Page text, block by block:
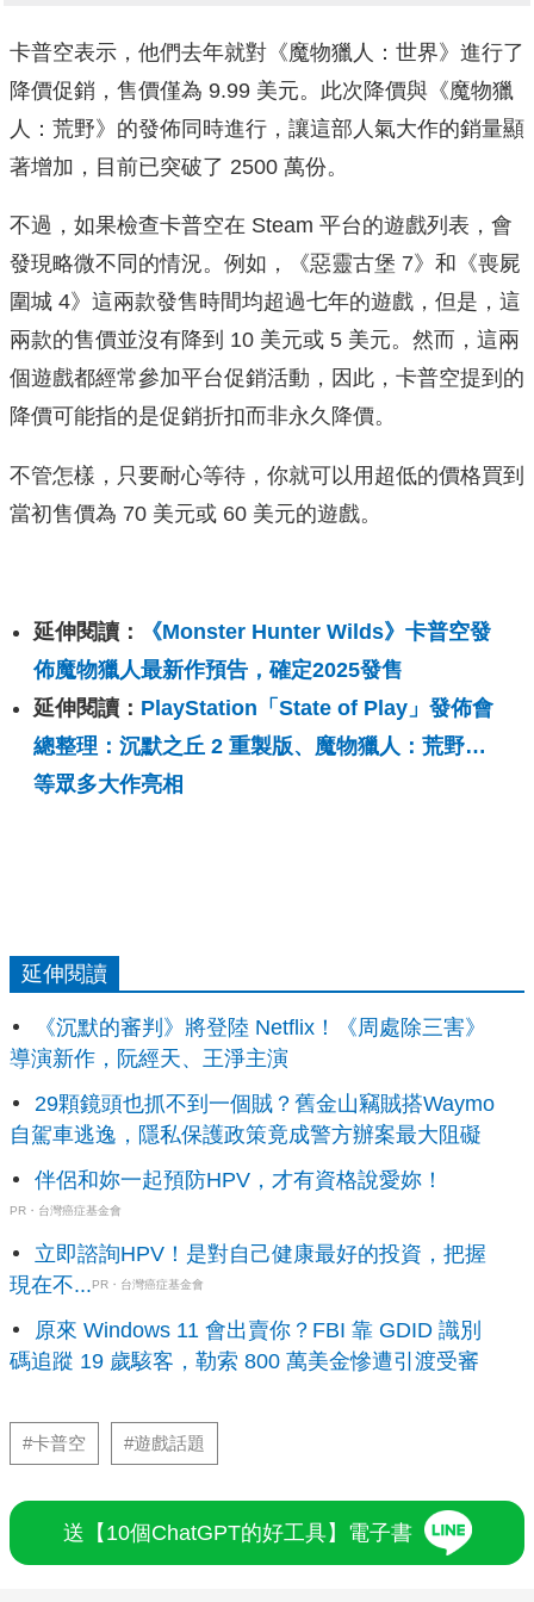
卡普空表示，他們去年就對《魔物獵人：世界》進行了
降價促銷，售價僅為 9.99 美元。此次降價與《魔物獵
人：荒野》的發佈同時進行，讓這部人氣大作的銷量顯
著增加，目前已突破了 2500 萬份。
不過，如果檢查卡普空在 Steam 平台的遊戲列表，會
發現略微不同的情況。例如，《惡靈古堡 7》和《喪屍
圍城 4》這兩款發售時間均超過七年的遊戲，但是，這
兩款的售價並沒有降到 10 美元或 5 美元。然而，這兩
個遊戲都經常參加平台促銷活動，因此，卡普空提到的
降價可能指的是促銷折扣而非永久降價。
不管怎樣，只要耐心等待，你就可以用超低的價格買到
當初售價為 70 美元或 60 美元的遊戲。
延伸閱讀：
《Monster Hunter Wilds》卡普空發
佈魔物獵人最新作預告，確定2025發售
延伸閱讀： PlayStation「State of Play」發佈會
總整理：沉默之丘 2 重製版、魔物獵人：荒野…
等眾多大作亮相
延伸閱讀
《沉默的審判》將登陸 Netflix！《周處除三害》
導演新作，阮經天、王淨主演
29顆鏡頭也抓不到一個賊？舊金山竊賊搭Waymo
自駕車逃逸，隱私保護政策竟成警方辦案最大阻礙
伴侶和妳一起預防HPV，才有資格說愛妳！
PR・台灣癌症基金會
立即諮詢HPV！是對自己健康最好的投資，把握
現在不...PR・台灣癌症基金會
原來 Windows 11 會出賣你？FBI 靠 GDID 識別
碼追蹤 19 歲駭客，勒索 800 萬美金慘遭引渡受審
#卡普空 #遊戲話題
送【10個ChatGPT的好工具】電子書